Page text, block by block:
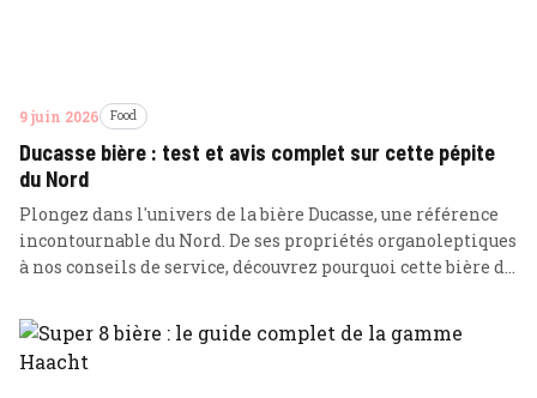
9 juin 2026 Food
Ducasse bière : test et avis complet sur cette pépite
du Nord
Plongez dans l'univers de la bière Ducasse, une référence
incontournable du Nord. De ses propriétés organoleptiques
à nos conseils de service, découvrez pourquoi cette bière de